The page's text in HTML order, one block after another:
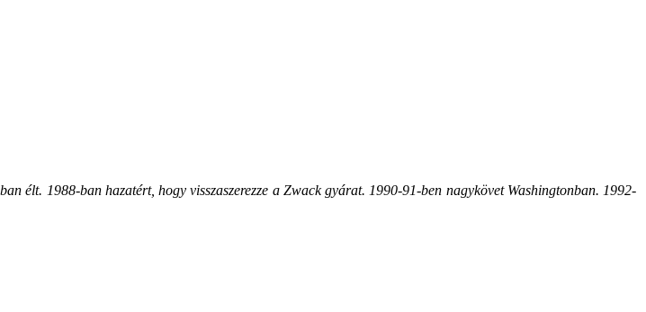
élt. 1988-ban hazatért, hogy visszaszerezze a Zwack gyárat. 1990-91-ben nagykövet Washingtonban. 1992-